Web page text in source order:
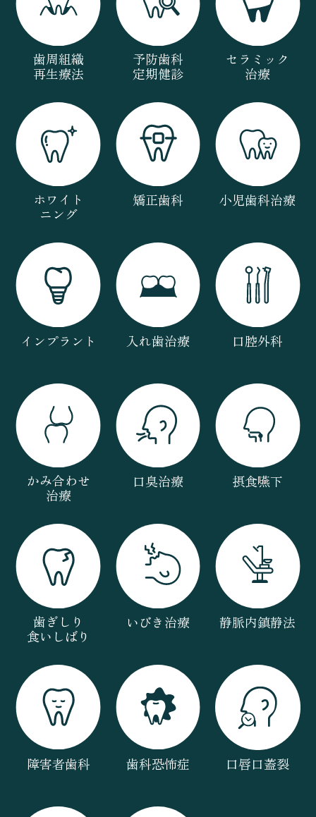
歯周組織
再生療法
予防歯科
定期健診
セラミック
治療
ホワイト
ニング
矯正歯科 小児歯科治療
インプラント 入れ歯治療 口腔外科
かみ合わせ
治療
口臭治療 摂食嚥下
歯ぎしり
食いしばり
いびき治療 静脈内鎮静法
障害者歯科 歯科恐怖症 口唇口蓋裂